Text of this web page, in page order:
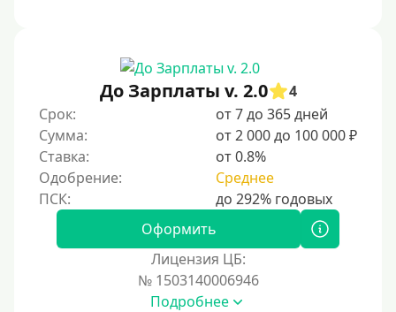
Цель
На Новый Год
Для исправления кредитной истории
На погашение других займов
До зарплаты
До Зарплаты v. 2.0
4
Срок:
от 7 до 365 дней
Сумма:
от 2 000 до 100 000 ₽
Ставка:
от 0.8%
Одобрение:
Среднее
Оформить
Лицензия ЦБ:
№ 1503140006946
Подробнее